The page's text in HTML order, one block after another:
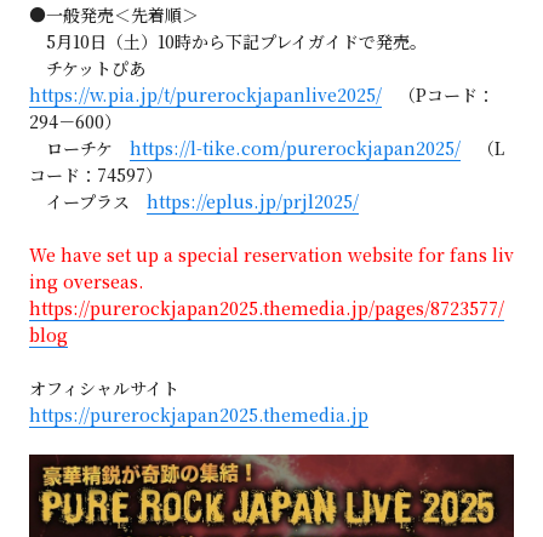
●一般発売＜先着順＞
5月10日（土）10時から下記プレイガイドで発売。
チケットぴあ
https://w.pia.jp/t/purerockjapanlive2025/ （Pコード：
294－600）
ローチケ https://l-tike.com/purerockjapan2025/ （L
コード：74597）
イープラス https://eplus.jp/prjl2025/
We have set up a special reservation website for fans liv
ing overseas.
https://purerockjapan2025.themedia.jp/pages/8723577/
blog
オフィシャルサイト
https://purerockjapan2025.themedia.jp